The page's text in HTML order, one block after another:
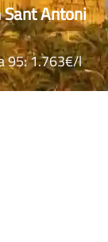
Antoni
95: 1.763€/l